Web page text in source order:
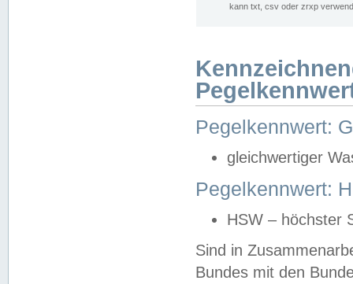
kann txt, csv oder zrxp
Pegelkennwert:
gleichwertiger
Pegelkennwert:
HSW – höchster
Sind in
Bundes mit den